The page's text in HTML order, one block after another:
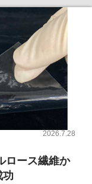
2026.7.28
ロース繊維か
功